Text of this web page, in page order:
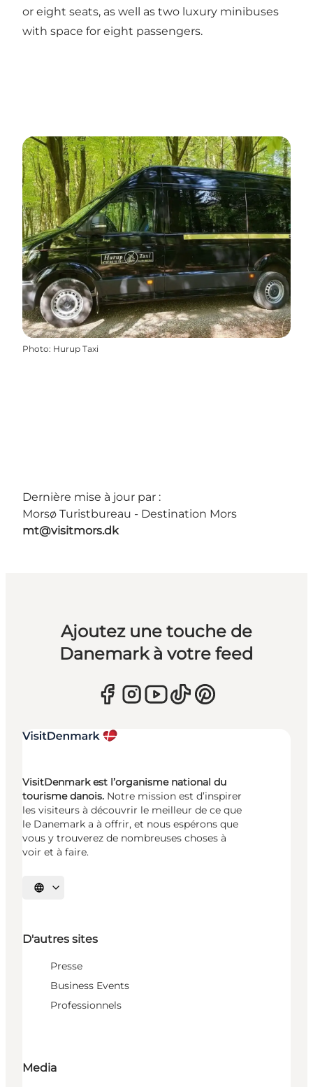
or eight seats, as well as two luxury minibuses
with space for eight passengers.
Photo: Hurup Taxi
Dernière mise à jour par :
Morsø Turistbureau - Destination Mors
mt@visitmors.dk
Ajoutez une touche de
Danemark à votre feed
VisitDenmark est l’organisme national du
tourisme danois. Notre mission est d’inspirer
les visiteurs à découvrir le meilleur de ce que
le Danemark a à offrir, et nous espérons que
vous y trouverez de nombreuses choses à
voir et à faire.
Choisissez la langue
D'autres sites
Presse
Business Events
Professionnels
Media